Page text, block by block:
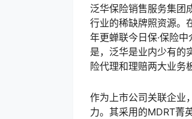
泛华保险销售服务集团
行业的稀缺牌照资源。
年更蝉联今日保·保险
是，泛华是业内少有的
险代理和理赔两大业务
作为上市公司关联企业
力。其采用的MDRT菁